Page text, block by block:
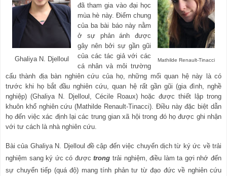
Ghaliya N. Djelloul Mathilde Renault-Tinacci
đã tham gia vào đại học
mùa hè này. Điểm chung
của ba bài báo này nằm
ở sự phản ánh được
gây nên bởi sự gần gũi
của các tác giả với các
cá nhân và môi trường
cấu thành địa bàn nghiên cứu của họ, những mối quan hệ này là có
trước khi họ bắt đầu nghiên cứu, quan hệ rất gần gũi (gia đình, nghề
nghiệp) (Ghaliya N. Djelloul, Cécile Roaux) hoặc được thiết lập trong
khuôn khổ nghiên cứu (Mathilde Renault-Tinacci). Điều này đặc biệt dẫn
họ đến việc xác định lại các trung gian xã hội trong đó họđược ghi nhận
với tư cách là nhà nghiên cứu.
Bài của Ghaliya N. Djelloul đề cập đến việc chuyển dịch từ ký ức về trải
nghiệm sang ký ức có đượctrong trải nghiệm, điều làm ta gợi nhớ đến
sự chuyển tiếp (quá độ) mang tính phản tư từ đạo đức về nghiên cứu